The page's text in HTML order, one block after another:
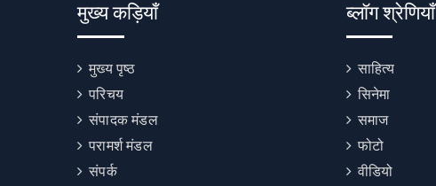
मुख्य कड़ियाँ
मुख्य पृष्ठ
परिचय
संपादक मंडल
परामर्श मंडल
संपर्क
ब्लॉग श्रेणियाँ
साहित्य
सिनेमा
समाज
फोटो
वीडियो